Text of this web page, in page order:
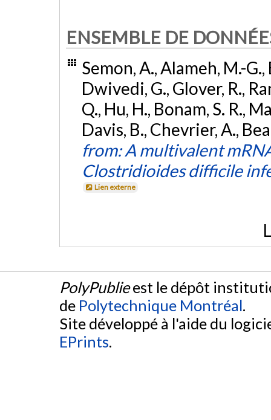
ENSEMBLE DE
Semon, A., Alameh, M.-G.,
Dwivedi, G., Glover, R.,
Q., Hu, H., Bonam, S. R.,
Davis, B., Chevrier, A.,
from: A multivalent
Clostridioides difficile
Lien externe
PolyPublieest le dépôt
de Polytechnique Montréal.
Site développé à l'aide du
EPrints.